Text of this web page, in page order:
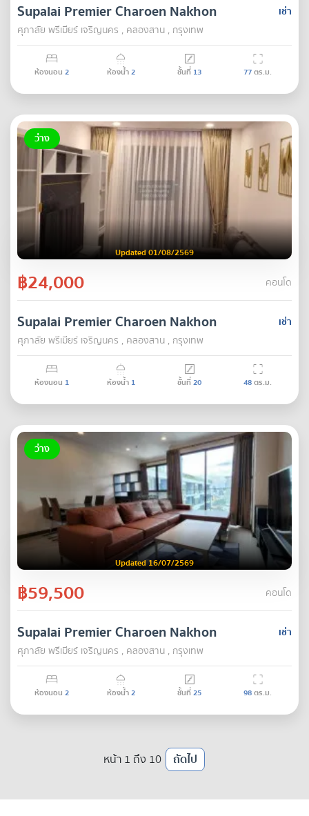
เช่า
Supalai Premier Charoen Nakhon
ศุภาลัย พรีเมียร์ เจริญนคร , คลองสาน , กรุงเทพ
ห้องนอน 2 ห้องน้ำ2 ชั้นที่ 13 77ตร.ม.
ว่าง
Updated 01/08/2569
฿24,000 คอนโด
เช่า
Supalai Premier Charoen Nakhon
ศุภาลัย พรีเมียร์ เจริญนคร , คลองสาน , กรุงเทพ
ห้องนอน 1 ห้องน้ำ 1 ชั้นที่20 48ตร.ม.
ว่าง
Updated 16/07/2569
฿59,500 คอนโด
เช่า
Supalai Premier Charoen Nakhon
ศุภาลัย พรีเมียร์ เจริญนคร , คลองสาน , กรุงเทพ
ห้องนอน 2 ห้องน้ำ2 ชั้นที่25 98ตร.ม.
หน้า 1 ถึง 10 ถัดไป